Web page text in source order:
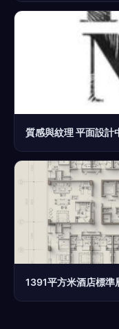
質感與紋理 平面設計
1391平方米酒店標準